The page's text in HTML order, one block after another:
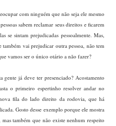
com ninguém que não seja ele mesmo
sabem reclamar seus direitos e ficarem
se sintam prejudicadas pessoalmente. Mas,
vai prejudicar outra pessoa, não tem
vamos ser o único otário a não fazer?
já deve ter presenciado? Acostamento
o primeiro espertinho resolver andar no
fila do lado direito da rodovia, que há
Gosto desse exemplo porque ele mostra
também que não existe nenhum respeito